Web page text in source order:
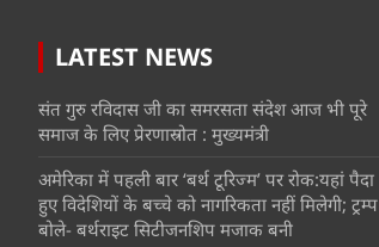
LATEST NEWS
संत गुरु रविदास जी का समरसता संदेश आज भी पूरे
समाज के लिए प्रेरणास्रोत : मुख्यमंत्री
अमेरिका में पहली बार ‘बर्थ टूरिज्म’ पर रोक:यहां पैदा
हुए विदेशियों के बच्चे को नागरिकता नहीं मिलेगी; ट्रम्प
बोले- बर्थराइट सिटीजनशिप मजाक बनी